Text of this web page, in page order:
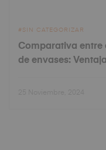
SIN CATEGORIZAR
Comparativa entre
de envases: